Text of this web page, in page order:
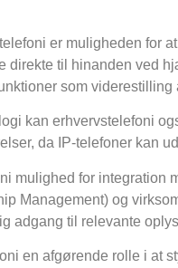
er muligheden for
direkte til hinanden ved
som
kan erhvervstelefoni
da IP-telefoner kan
mulighed for
Management) og
adgang til relevante
en afgørende rolle i at